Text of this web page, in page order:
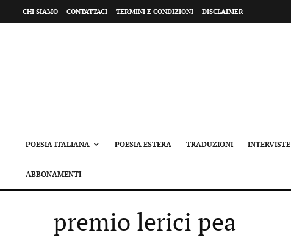
CHI SIAMO CONTATTACI TERMINI E CONDIZIONI DISCLAIMER
POESIA ITALIANA POESIA ESTERA TRADUZIONI INTERVISTE
ABBONAMENTI
premio lerici pea